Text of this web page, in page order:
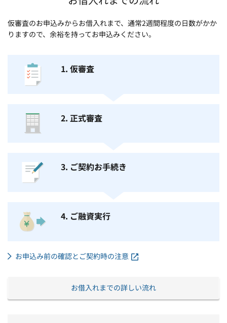
仮審査のお申込みからお借入れまで、通常2週間程度の日数がかか
りますので、余裕を持ってお申込みください。
1. 仮審査
2. 正式審査
3. ご契約お手続き
4. ご融資実行
お申込み前の確認とご契約時の注意
お借入れまでの詳しい流れ